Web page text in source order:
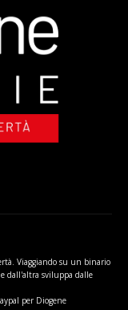
Viaggiando su un binario
dall'altra sviluppa dalle
per Diogene